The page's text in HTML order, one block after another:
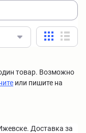
товар. Возможно
или пишите на
Доставка за